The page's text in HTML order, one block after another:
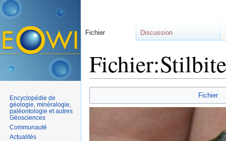
Fichier
Fichier Discussion
Encyclopédie de
géologie, minéralogie,
paléontologie et autres
Géosciences
Communauté
Actualités